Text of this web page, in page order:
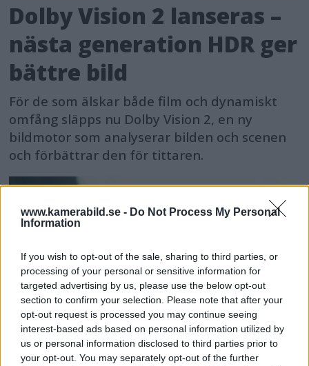
www.kamerabild.se - Do Not Process My Personal
Information
If you wish to opt-out of the sale, sharing to third parties, or
processing of your personal or sensitive information for
targeted advertising by us, please use the below opt-out
section to confirm your selection. Please note that after your
opt-out request is processed you may continue seeing
interest-based ads based on personal information utilized by
us or personal information disclosed to third parties prior to
your opt-out. You may separately opt-out of the further
Dolby Vision 2 lanseras –
nästa generation HDR ger
bättre bild
För de som älskar både film och dynamiskt
omfång släpps nu Dolby Vision 2, en ny
bildmotor som analyserar bilden och scenen
och förbättrar den för tittaren.